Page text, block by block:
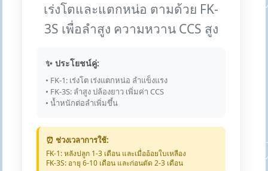
เร่งโตและแตกหน่อ ตามด้วย FK-
3S เพื่อลำสูง ความหวาน CCS สูง
✨ ประโยชน์คู่:
• FK-1: เร่งโต เร่งแตกหน่อ ลำแข็งแรง
• FK-3S: ลำสูง ปล้องยาว เพิ่มค่า CCS
• น้ำหนักต่อลำเพิ่มขึ้น
⏰ ช่วงเวลาการใช้:
FK-1: หลังปลูก 1-3 เดือน และเมื่ออ้อยใบเหลือง
FK-3S: อายุ 6-10 เดือน และก่อนตัด 2-3 เดือน